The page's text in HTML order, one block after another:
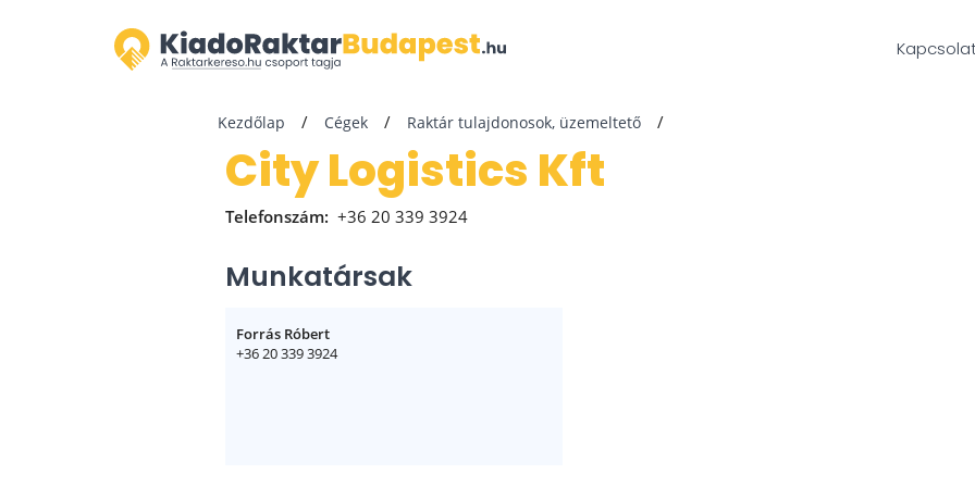
Kezdőlap Cégek Raktár tulajdonosok, üzemeltető
City Logistics Kft
Telefonszám: +36 20 339 3924
Munkatársak
Forrás Róbert
+36 20 339 3924